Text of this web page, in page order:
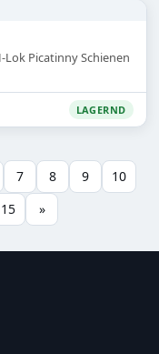
Picatinny Schienen
LAGERND
7 8 9
10
15 »